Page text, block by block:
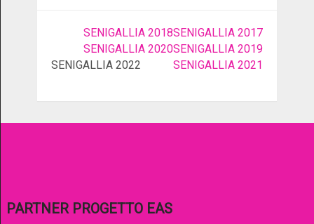
SENIGALLIA 2017
SENIGALLIA 2018
SENIGALLIA 2019
SENIGALLIA 2020
SENIGALLIA 2021
SENIGALLIA 2022
PARTNER PROGETTO EAS